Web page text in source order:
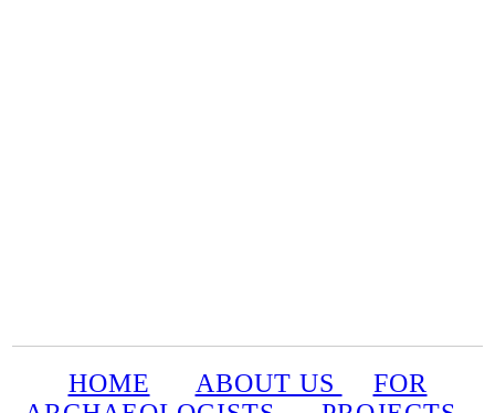
HOME ABOUT US
FOR